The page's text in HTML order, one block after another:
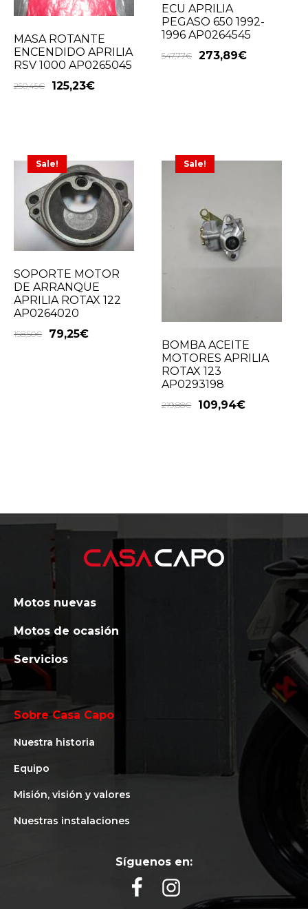
MASA ROTANTE
ENCENDIDO APRILIA
RSV 1000 AP0265045
250,45€ 125,23€
ECU APRILIA
PEGASO 650 1992-
1996 AP0264545
547,77€ 273,89€
Sale!
SOPORTE MOTOR
DE ARRANQUE
APRILIA ROTAX 122
AP0264020
158,50€ 79,25€
Sale!
BOMBA ACEITE
MOTORES APRILIA
ROTAX 123
AP0293198
219,88€ 109,94€
Motos nuevas
Motos de ocasión
Servicios
Sobre Casa Capo
Nuestra historia
Equipo
Misión, visión y valores
Nuestras instalaciones
Síguenos en: